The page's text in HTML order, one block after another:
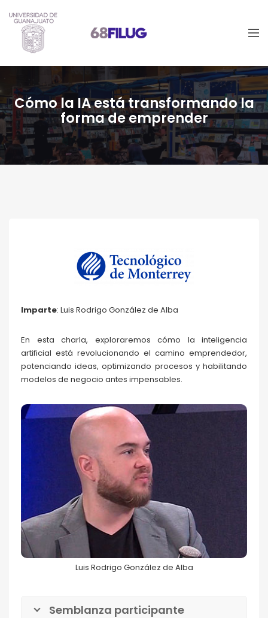
Cómo la IA está transformando la
forma de emprender
Imparte: Luis Rodrigo González de Alba
En esta charla, exploraremos cómo la inteligencia
artificial está revolucionando el camino emprendedor,
potenciando ideas, optimizando procesos y habilitando
modelos de negocio antes impensables.
Luis Rodrigo
González de Alba
68FILUG 2026
Luis Rodrigo González de Alba
Semblanza participante